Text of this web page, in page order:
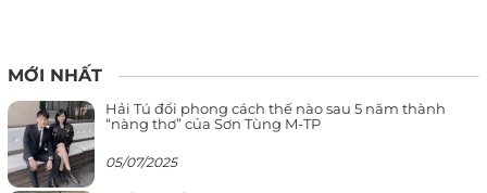
MỚI NHẤT
Hải Tú đổi phong cách thế nào sau 5 năm thành
“nàng thơ” của Sơn Tùng M-TP
05/07/2025